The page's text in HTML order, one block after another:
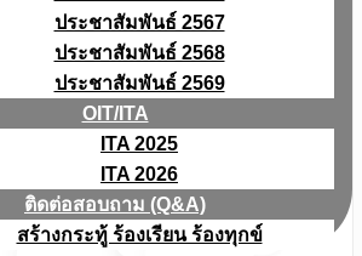
ประชาสัมพันธ์ 2567
ประชาสัมพันธ์ 2568
ประชาสัมพันธ์ 2569
OIT/ITA
ITA 2025
ITA 2026
ติดต่อสอบถาม (Q&A)
สร้างกระทู้ ร้องเรียน ร้องทุกข์